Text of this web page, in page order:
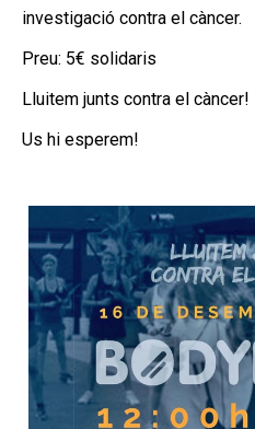
investigació contra el càncer.
Preu: 5€ solidaris
Lluitem junts contra el càncer!
Us hi esperem!